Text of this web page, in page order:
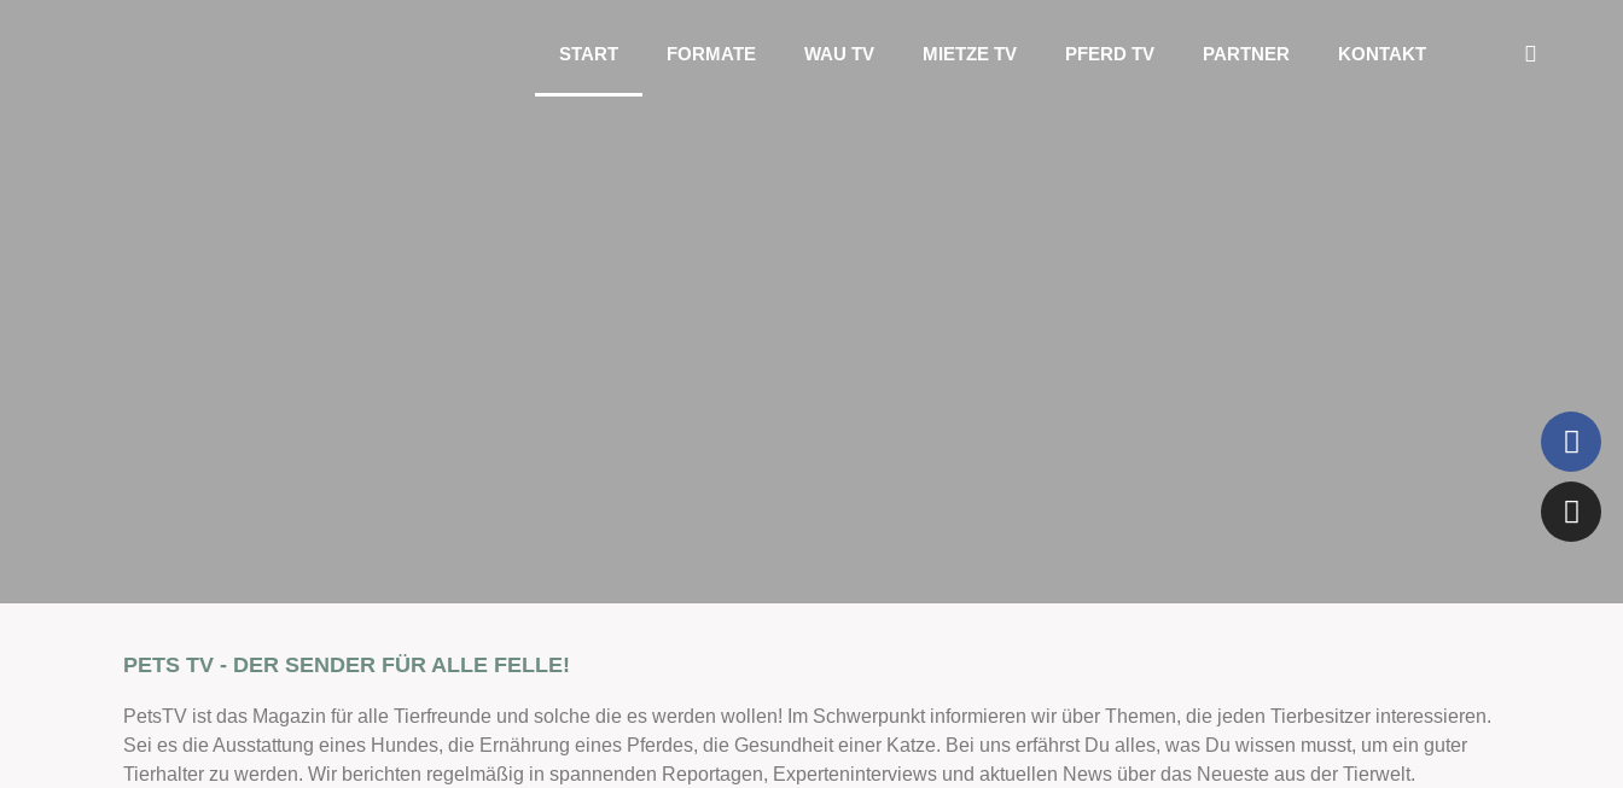
START FORMATE WAU TV MIETZE TV PFERD TV PARTNER KONTAKT
PETS TV - DER SENDER FÜR ALLE FELLE!
PetsTV ist das Magazin für alle Tierfreunde und solche die es werden wollen! Im Schwerpunkt informieren wir über Themen, die jeden Tierbesitzer interessieren.
Sei es die Ausstattung eines Hundes, die Ernährung eines Pferdes, die Gesundheit einer Katze. Bei uns erfährst Du alles, was Du wissen musst, um ein guter
Tierhalter zu werden. Wir berichten regelmäßig in spannenden Reportagen, Experteninterviews und aktuellen News über das Neueste aus der Tierwelt.